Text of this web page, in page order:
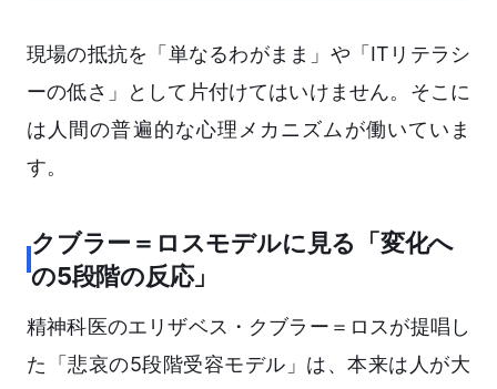
現場の抵抗を「単なるわがまま」や「ITリテラシ
ーの低さ」として片付けてはいけません。そこに
は人間の普遍的な心理メカニズムが働いていま
す。
クブラー＝ロスモデルに見る「変化へ
の5段階の反応」
精神科医のエリザベス・クブラー＝ロスが提唱し
た「悲哀の5段階受容モデル」は、本来は人が大